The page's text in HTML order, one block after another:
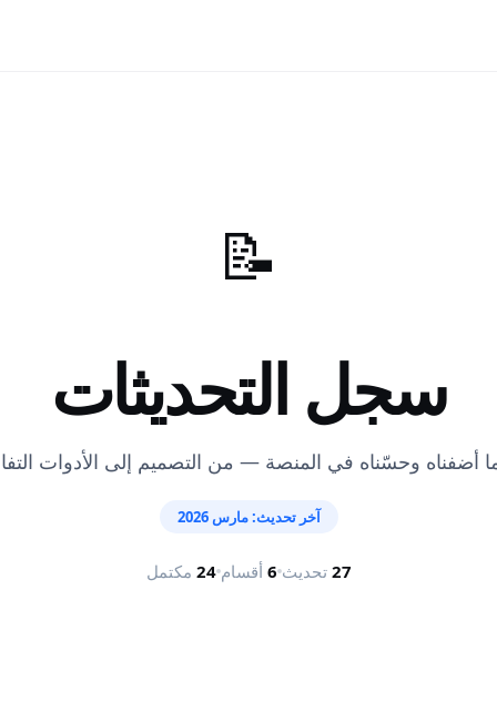
📝
سجل التحديثات
أضفناه وحسّناه في المنصة — من التصميم إلى الأدوات
آخر تحديث: مارس 2026
27 تحديث 6 أقسام 24 مكتمل